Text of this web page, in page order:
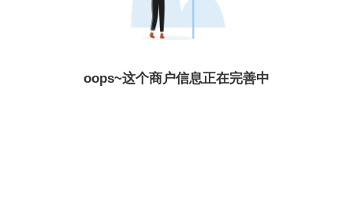
oops~这个商户信息正在完善中